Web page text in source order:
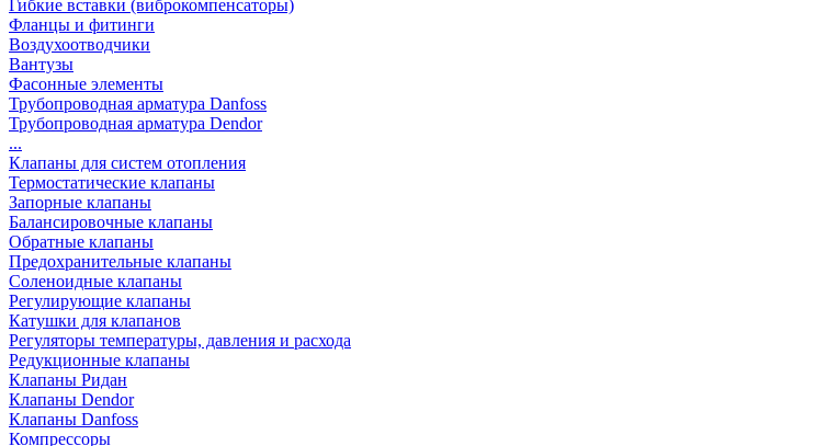
Гибкие вставки (виброкомпенсаторы)
Фланцы и фитинги
Воздухоотводчики
Вантузы
Фасонные элементы
Трубопроводная арматура Danfoss
Трубопроводная арматура Dendor
...
Клапаны для систем отопления
Термостатические клапаны
Запорные клапаны
Балансировочные клапаны
Обратные клапаны
Предохранительные клапаны
Соленоидные клапаны
Регулирующие клапаны
Катушки для клапанов
Регуляторы температуры, давления и расхода
Редукционные клапаны
Клапаны Ридан
Клапаны Dendor
Клапаны Danfoss
Компрессоры